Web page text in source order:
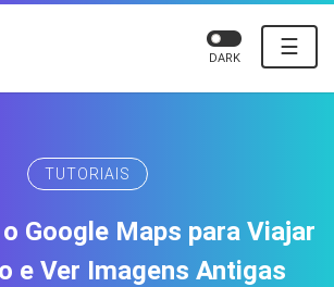
☰
DARK
TUTORIAIS
Google Maps para Viajar
e Ver Imagens Antigas